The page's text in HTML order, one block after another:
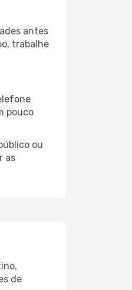
antes
trabalhe
pouco
ou
as
de